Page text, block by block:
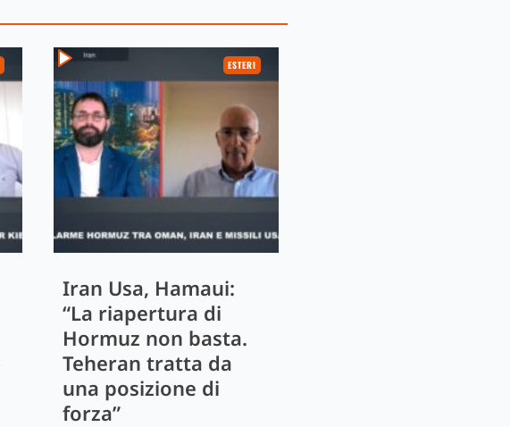
ESTERI
Iran Usa, Hamaui:
“La riapertura di
Hormuz non basta.
Teheran tratta da
una posizione di
forza”